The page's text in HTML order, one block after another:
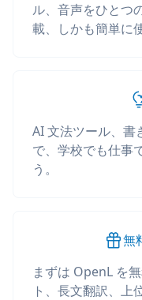
ル、音声をひとつ
載、しかも簡単に
AI 文法ツール、書
で、学校でも仕事
う。
無
まずは OpenL を
ト、長文翻訳、上